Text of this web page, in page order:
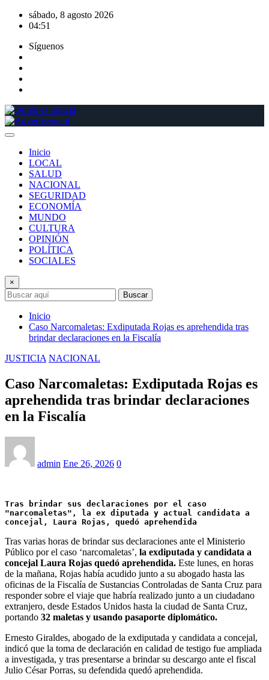
Saltar
sábado, 8 agosto 2026
04:51
Síguenos
Inicio
LOCAL
SALUD
NACIONAL
SEGURIDAD
ECONOMÍA
MUNDO
CULTURA
OPINIÓN
POLÍTICA
SOCIALES
×
Buscar
Inicio
Caso Narcomaletas: Exdiputada Rojas es aprehendida tras
brindar declaraciones en la Fiscalía
JUSTICIA NACIONAL
Caso Narcomaletas: Exdiputada Rojas es
aprehendida tras brindar declaraciones
en la Fiscalía
admin Ene 26, 2026 0
Tras brindar sus declaraciones por el caso
"narcomaletas", la ex diputada y actual candidata a
concejal, Laura Rojas, quedó aprehendida
Tras varias horas de brindar sus declaraciones ante el Ministerio
Público por el caso ‘narcomaletas’, la exdiputada y candidata a
concejal Laura Rojas quedó aprehendida. Este lunes, en horas
de la mañana, Rojas había acudido junto a su abogado hasta las
oficinas de la Fiscalía de Sustancias Controladas de Santa Cruz para
responder sobre el viaje que habría realizado junto a un ciudadano
extranjero, desde Estados Unidos hasta la ciudad de Santa Cruz,
portando 32 maletas y usando pasaporte diplomático.
Ernesto Giraldes, abogado de la exdiputada y candidata a concejal,
indicó que la toma de declaración en calidad de testigo fue ampliada
a investigada, y tras presentarse a brindar su descargo ante el fiscal
Julio César Porras, su defendida quedó aprehendida.